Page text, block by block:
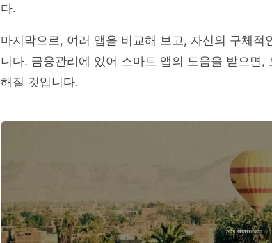
다.
마지막으로, 여러 앱을 비교해 보고, 자신의 구체
니다. 금융관리에 있어 스마트 앱의 도움을 받으면
해질 것입니다.